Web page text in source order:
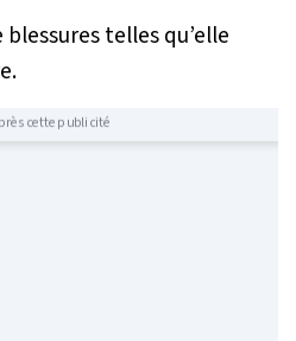
blessures telles qu’elle
cette publicité